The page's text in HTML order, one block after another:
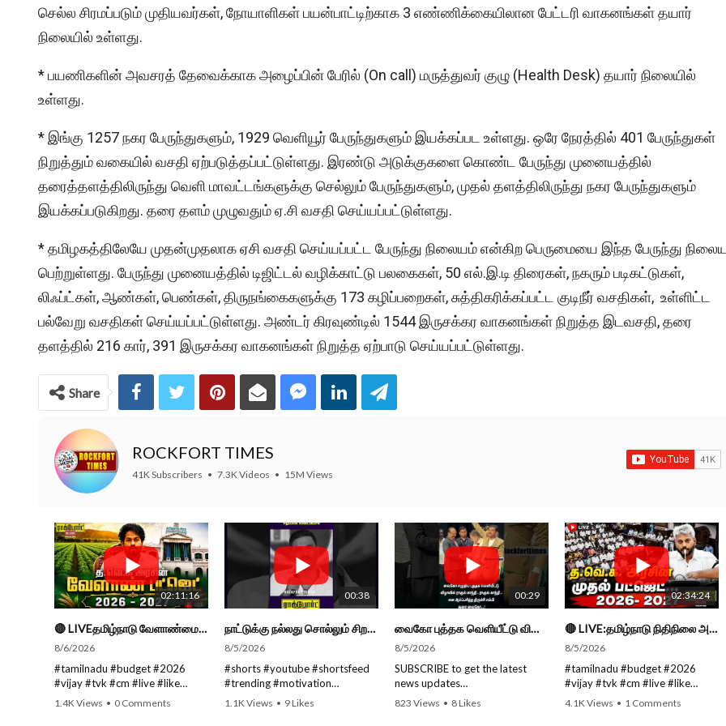
செல்ல சிரமப்படும் முதியவர்கள், நோயாளிகள் பயன்பாட்டிற்காக 3 எண்ணிக்கையிலான பேட்டரி வாகனங்கள் தயார்
நிலையில் உள்ளது.
* பயணிகளின் அவசரத் தேவைக்காக அழைப்பின் பேரில் (On call) மருத்துவர் குழு (Health Desk) தயார் நிலையில்
உள்ளது.
* இங்கு 1257 நகர பேருந்துகளும், 1929 வெளியூர் பேருந்துகளும் இயக்கப்பட உள்ளது. ஒரே நேரத்தில் 401 பேருந்துகள்
நிறுத்தும் வகையில் வசதி ஏற்படுத்தப்பட்டுள்ளது. இரண்டு அடுக்குகளை கொண்ட பேருந்து முனையத்தில்
தரைத்தளத்திலிருந்து வெளி மாவட்டங்களுக்கு செல்லும் பேருந்துகளும், முதல் தளத்திலிருந்து நகர பேருந்துகளும்
இயக்கப்படுகிறது. தரை தளம் முழுவதும் ஏ.சி வசதி செய்யப்பட்டுள்ளது.
* தமிழகத்திலேயே முதன்முதலாக ஏசி வசதி செய்யப்பட்ட பேருந்து நிலையம் என்கிற பெருமையை இந்த பேருந்து
பெற்றுள்ளது. பேருந்து முனையத்தில் டிஜிட்டல் வழிக்காட்டு பலகைகள், 50 எல்.இ.டி திரைகள், நகரும் படிகட்டுகள்,
லிஃப்ட்கள், ஆண்கள், பெண்கள், திருநங்கைகளுக்கு 173 கழிப்பறைகள், சுத்திகரிக்கப்பட்ட குடிநீர் வசதிகள், உள்ளிட்ட
பல்வேறு வசதிகள் செய்யப்பட்டுள்ளது. அண்டர் கிரவுண்டில் 1544 இருசக்கர வாகனங்கள் நிறுத்த இடவசதி, தரை
தளத்தில் 216 கார், 391 இருசக்கர வாகனங்கள் நிறுத்த ஏற்பாடு செய்யப்பட்டுள்ளது.
Share
ROCKFORT TIMES
41K Subscribers • 7.3K Videos • 15M Views
02:11:16
🔴 LIVEதமிழ்நாடு வேளாண்மை நிதிநிலை அறிக்கை - 2026-27 |TN Agriculture Budget #live #budget #video #cm
8/6/2026
#tamilnadu #budget #2026
#vijay #tvk #cm #live #like
#viral #nowtrending #video
1.4K Views • 0 Comments
00:38
நாட்டுக்கு நல்லது சொல்லும் சிறப்பான மேடைப்பேச்சு... #shorts #subscribe #video
8/5/2026
#shorts #youtube #shortsfeed
#trending #motivation
#nowtrending #subscribe
1.1K Views • 9 Likes
00:29
வைகோ புத்தக வெளியீட்டு விழாவில் ராகுல் காந்தி...ராகுல் காந்தி...என எம்பி துரை வைகோ... #shorts
8/5/2026
SUBSCRIBE to get the latest
news updates
ROCKFORT TIMES for NEW
823 Views • 8 Likes
02:34:24
🔴 LIVE:தமிழ்நாடு நிதிநிலை அறிக்கை -2026 - 2027 | Tamil Nadu Budget #live #budget #video #cm #vijay
8/5/2026
#tamilnadu #budget #2026
#vijay #tvk #cm #live #like
#viral #nowtrending #video
4.1K Views • 1 Comments